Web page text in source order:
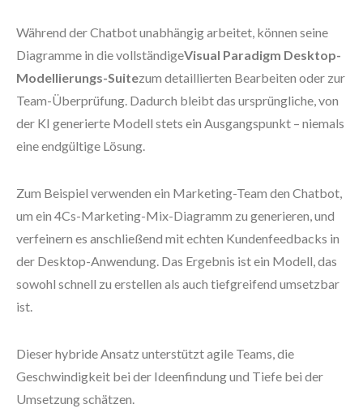
Während der Chatbot unabhängig arbeitet, können seine
Diagramme in die vollständigeVisual Paradigm Desktop-
Modellierungs-Suitezum detaillierten Bearbeiten oder zur
Team-Überprüfung. Dadurch bleibt das ursprüngliche, von
der KI generierte Modell stets ein Ausgangspunkt – niemals
eine endgültige Lösung.
Zum Beispiel verwenden ein Marketing-Team den Chatbot,
um ein 4Cs-Marketing-Mix-Diagramm zu generieren, und
verfeinern es anschließend mit echten Kundenfeedbacks in
der Desktop-Anwendung. Das Ergebnis ist ein Modell, das
sowohl schnell zu erstellen als auch tiefgreifend umsetzbar
ist.
Dieser hybride Ansatz unterstützt agile Teams, die
Geschwindigkeit bei der Ideenfindung und Tiefe bei der
Umsetzung schätzen.